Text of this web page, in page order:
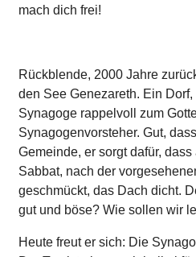
mach dich frei!
Rückblende, 2000 Jahre
den See Genezareth. Ein
Synagoge rappelvoll zum
Synagogenvorsteher. Gut,
Gemeinde, er sorgt dafür,
Sabbat, nach der
geschmückt, das Dach dicht.
gut und böse? Wie sollen wir
Heute freut er sich: Die